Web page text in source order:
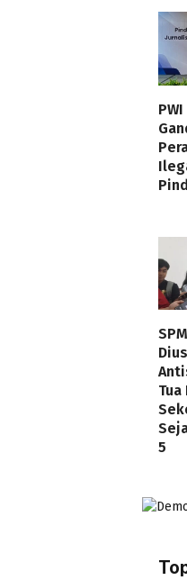
Tua
5